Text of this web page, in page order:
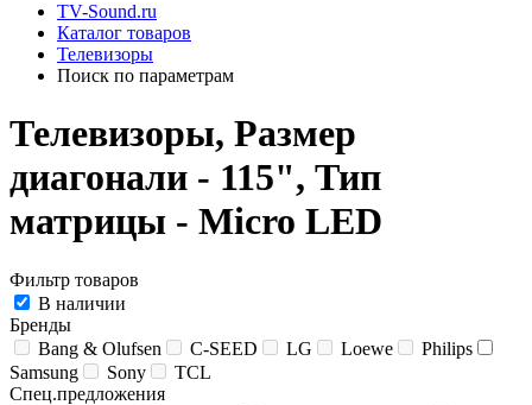
TV-Sound.ru
Каталог товаров
Телевизоры
Поиск по параметрам
Телевизоры, Размер
диагонали - 115", Тип
матрицы - Micro LED
Фильтр товаров
В наличии
Бренды
Bang & Olufsen
C-SEED LG Loewe
Philips
Samsung
Sony
TCL
Спец.предложения